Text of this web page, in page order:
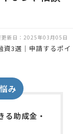
更新日：2025年03月05日
み
る助成金・